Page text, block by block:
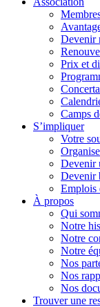
Devenir
Prix et
Camps
S’impliquer
Votre
Devenir
Devenir
Emplois
À propos
Qui
Notre
Notre
Notre
Nos
Nos
Nos
Trouver une